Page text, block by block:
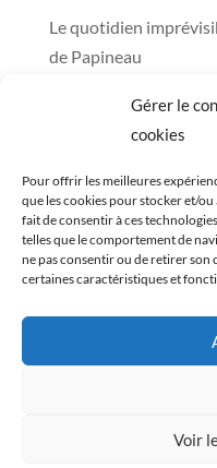
Gérer le
cookies
Pour offrir les meilleures
que les cookies pour stocker et/
fait de consentir à ces
telles que le comportement de
ne pas consentir ou de retirer
certaines caractéristiques et
Voir
Le quotidien
de Papineau
Un regard sur notre
distribution des
Fabrique à Bouffe
L’histoire du Mûrier,
communauté
Commentaires
Innover pour mieux
Cuisinons Ensemble